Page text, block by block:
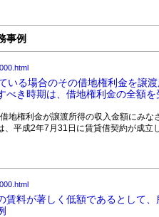
事例
いる場合のその借地権利金を譲
き時期は、借地権利金の全額を
権利金が譲渡所得の収入金額にみな
平成2年7月31日に賃貸借契約が成立
賃料が著しく低額であるとして